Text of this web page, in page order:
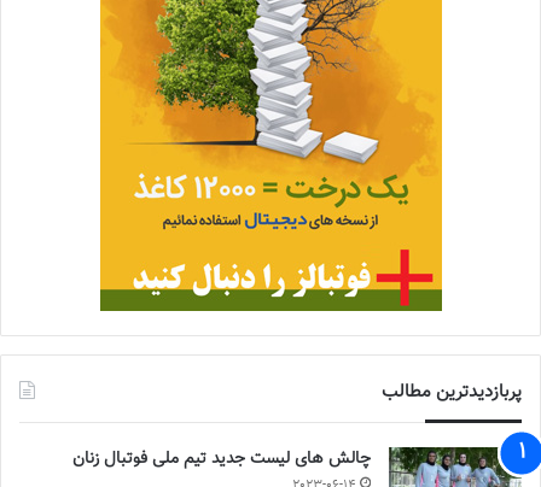
پربازدیدترین مطالب
چالش هاى ليست جدید تيم ملى فوتبال زنان